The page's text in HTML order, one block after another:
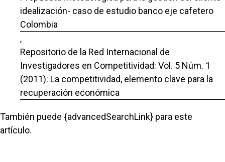
idealización- caso de estudio banco eje cafetero
Colombia
,
Repositorio de la Red Internacional de
Investigadores en Competitividad: Vol. 5 Núm. 1
(2011): La competitividad, elemento clave para la
recuperación económica
También puede {advancedSearchLink} para este
artículo.